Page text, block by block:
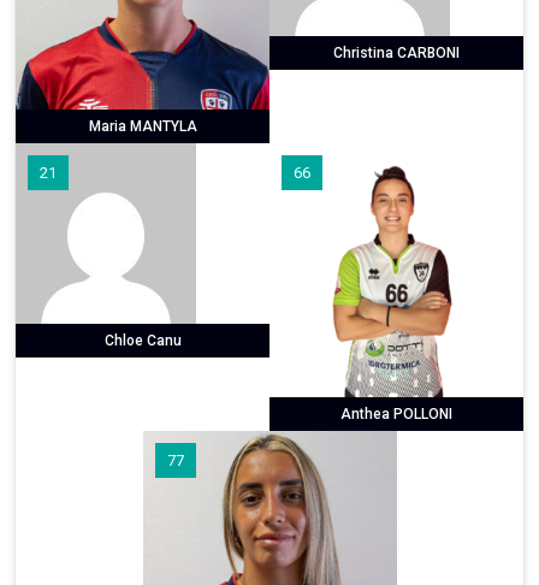
Maria MANTYLA
Christina CARBONI
21
Chloe Canu
66
Anthea POLLONI
77